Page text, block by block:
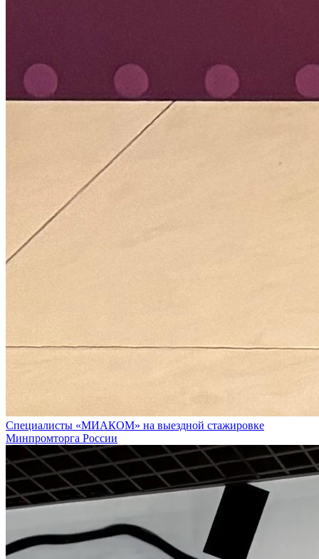
Специалисты «МИАКОМ» на выездной стажировке
Минпромторга России